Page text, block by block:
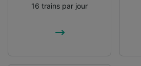
16 trains par jour